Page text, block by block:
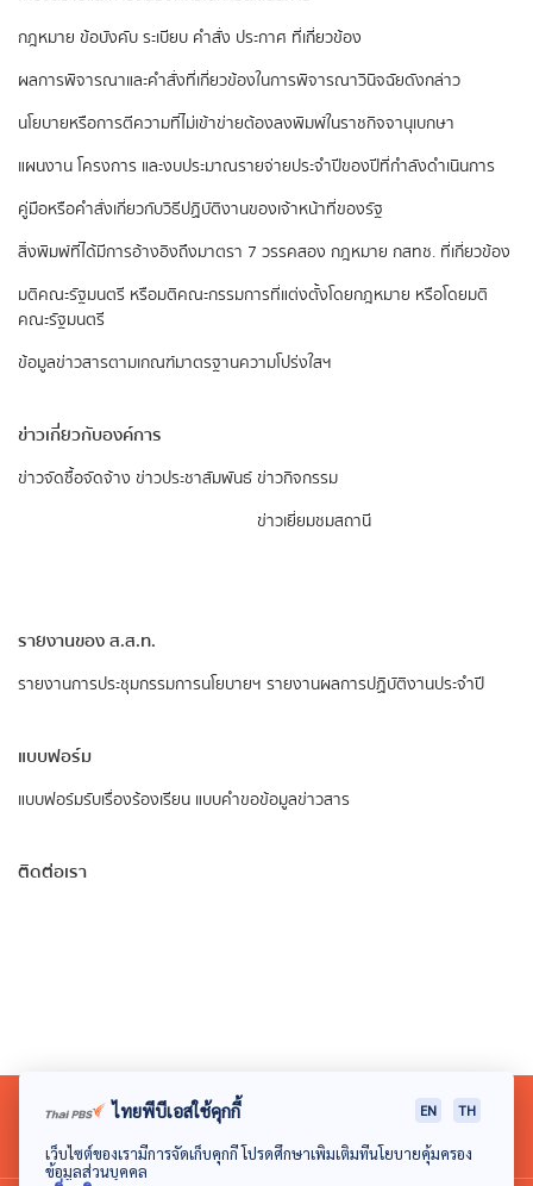
กฎหมาย ข้อบังคับ ระเบียบ คำสั่ง ประกาศ ที่เกี่ยวข้อง
ผลการพิจารณาและคำสั่งที่เกี่ยวข้องในการพิจารณาวินิจฉัยดังกล่าว
นโยบายหรือการตีความที่ไม่เข้าข่ายต้องลงพิมพ์ในราชกิจจานุเบกษา
แผนงาน โครงการ และงบประมาณรายจ่ายประจำปีของปีที่กำลังดำเนินการ
คู่มือหรือคำสั่งเกี่ยวกับวิธีปฏิบัติงานของเจ้าหน้าที่ของรัฐ
สิ่งพิมพ์ที่ได้มีการอ้างอิงถึงมาตรา 7 วรรคสอง กฎหมาย กสทช. ที่เกี่ยวข้อง
มติคณะรัฐมนตรี หรือมติคณะกรรมการที่แต่งตั้งโดยกฎหมาย หรือโดยมติ
คณะรัฐมนตรี
ข้อมูลข่าวสารตามเกณฑ์มาตรฐานความโปร่งใสฯ
ข่าวเกี่ยวกับองค์การ
ข่าวจัดซื้อจัดจ้าง ข่าวประชาสัมพันธ์ ข่าวกิจกรรม
ข่าวเยี่ยมชมสถานี
รายงานของ ส.ส.ท.
รายงานการประชุมกรรมการนโยบายฯ รายงานผลการปฏิบัติงานประจำปี
แบบฟอร์ม
แบบฟอร์มรับเรื่องร้องเรียน แบบคำขอข้อมูลข่าวสาร
ติดต่อเรา
ไทยพีบีเอสใช้คุกกี้ EN TH
เว็บไซต์ของเรามีการจัดเก็บคุกกี้ โปรดศึกษาเพิ่มเติมที่นโยบายคุ้มครอง
ข้อมูลส่วนบุคคล